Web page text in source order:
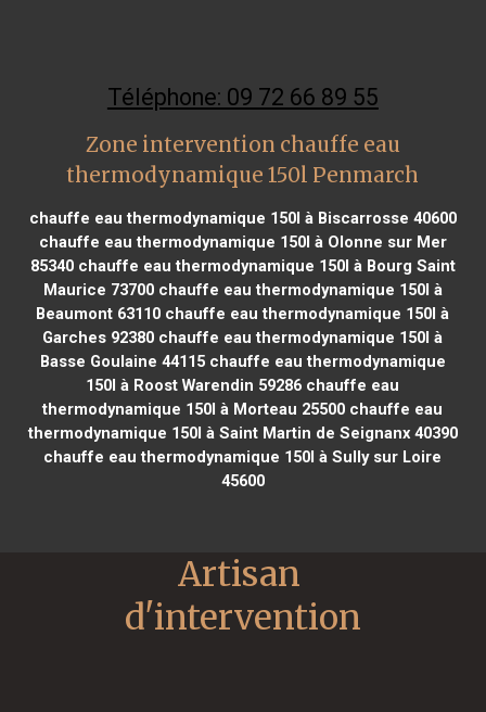
Téléphone: 09 72 66 89 55
Zone intervention chauffe eau
thermodynamique 150l Penmarch
chauffe eau thermodynamique 150l à Biscarrosse 40600
chauffe eau thermodynamique 150l à Olonne sur Mer
85340chauffe eau thermodynamique 150l à Bourg Saint
Maurice 73700chauffe eau thermodynamique 150l à
Beaumont 63110 chauffe eau thermodynamique 150l à
Garches 92380 chauffe eau thermodynamique 150l à
Basse Goulaine 44115chauffe eau thermodynamique
150l à Roost Warendin 59286 chauffe eau
thermodynamique 150l à Morteau 25500 chauffe eau
thermodynamique 150l à Saint Martin de Seignanx 40390
chauffe eau thermodynamique 150l à Sully sur Loire
45600
Artisan
d'intervention